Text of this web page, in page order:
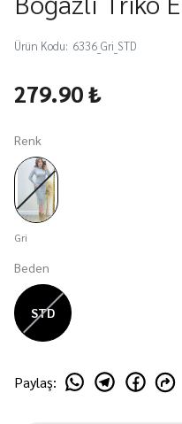
Ürün Kodu: 6336_Gri_STD
279.90 ₺
Renk
Gri
Beden
STD
Paylaş: